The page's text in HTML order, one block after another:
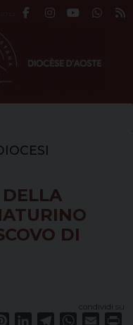
DI
condividi su
PinterestLinkedInTelegramWhatsApp
Email